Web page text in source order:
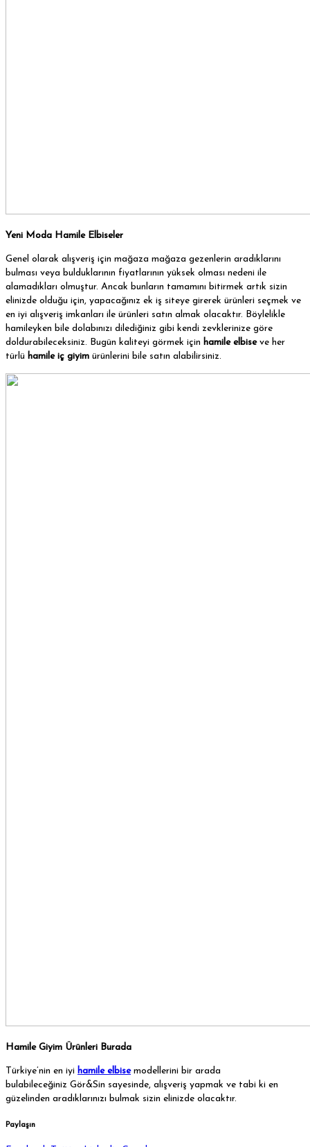
Yeni Moda Hamile Elbiseler
Genel olarak alışveriş için mağaza mağaza gezenlerin aradıklarını
bulması veya bulduklarının fiyatlarının yüksek olması nedeni ile
alamadıkları olmuştur. Ancak bunların tamamını bitirmek artık sizin
elinizde olduğu için, yapacağınız ek iş siteye girerek ürünleri seçmek ve
en iyi alışveriş imkanları ile ürünleri satın almak olacaktır. Böylelikle
hamileyken bile dolabınızı dilediğiniz gibi kendi zevklerinize göre
doldurabileceksiniz. Bugün kaliteyi görmek için hamile elbiseve her
türlü hamile iç giyim ürünlerini bile satın alabilirsiniz.
Hamile Giyim Ürünleri Burada
Türkiye’nin en iyi hamile elbisemodellerini bir arada
bulabileceğiniz Gör&Sin sayesinde, alışveriş yapmak ve tabi ki en
güzelinden aradıklarınızı bulmak sizin elinizde olacaktır.
Paylaşın